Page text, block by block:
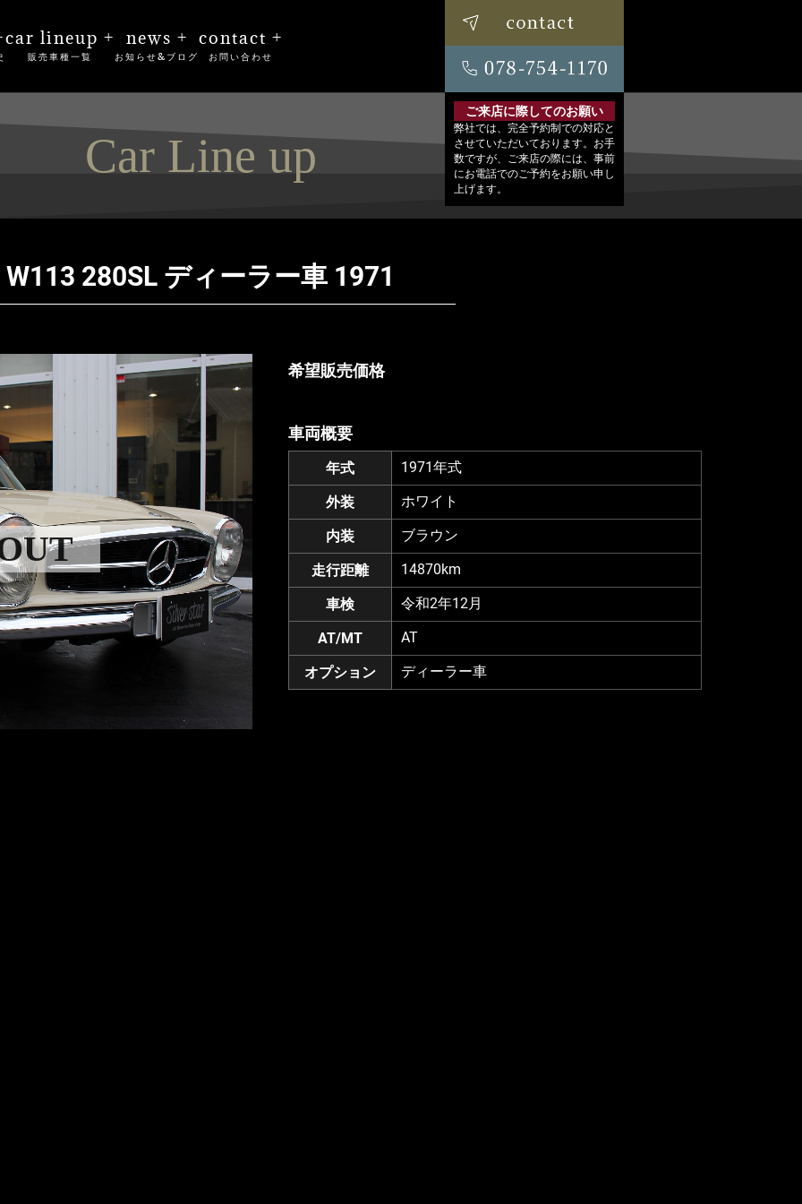
car lineup +
販売車種一覧
news +
お知らせ&ブログ
contact +
お問い合わせ
ご来店に際してのお願い
弊社では、完全予約制での対応と
させていただいております。お手
数ですが、ご来店の際には、事前
にお電話でのご予約をお願い申し
上げます。
Car Line up
W113 280SL ディーラー車 1971
希望販売価格
車両概要
年式 1971年式
外装 ホワイト
内装 ブラウン
走行距離 14870km
車検 令和2年12月
AT/MT AT
オプション ディーラー車